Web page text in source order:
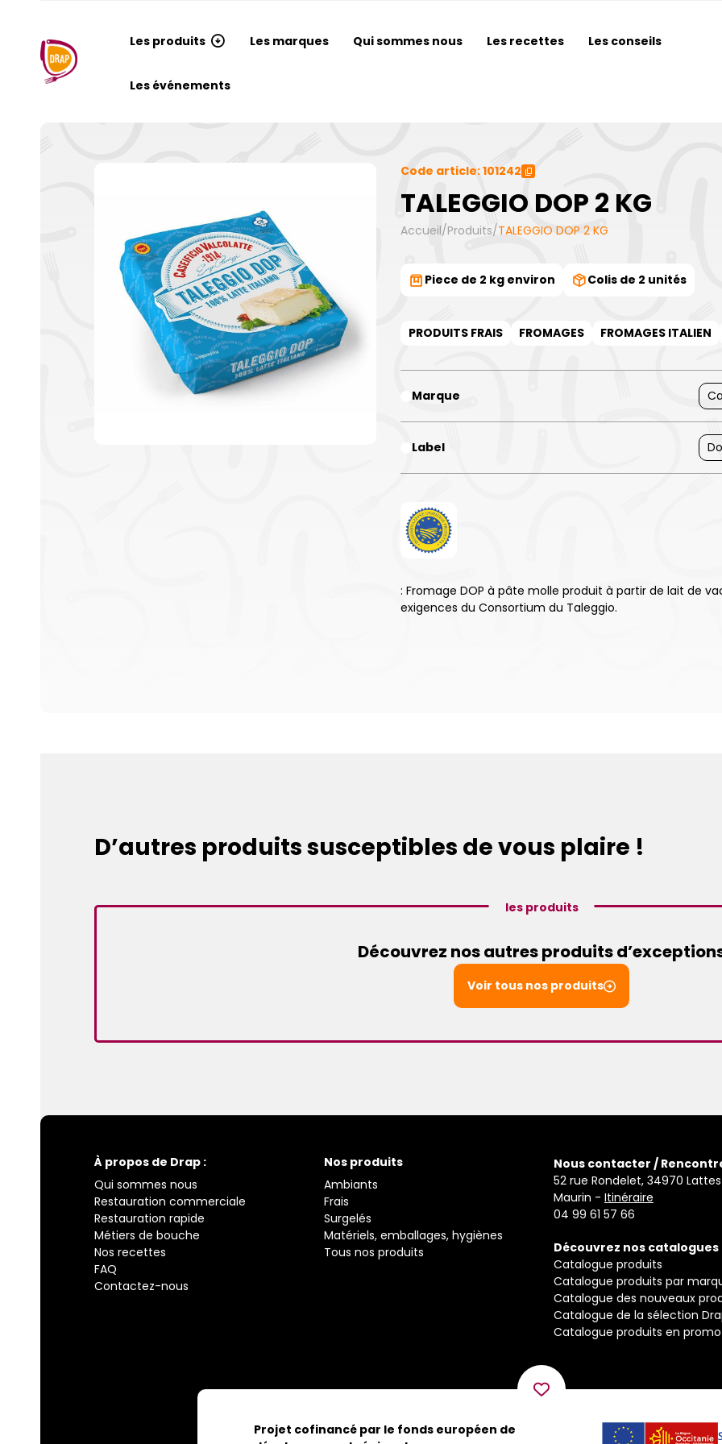
Les produits Les marques Qui sommes nous Les recettes Les conseils
Les événements
Code article: 101242
TALEGGIO DOP 2 KG
Accueil/Produits/TALEGGIO DOP 2 KG
Piece de 2 kg environ Colis de 2 unités
PRODUITS FRAIS FROMAGES FROMAGES ITALIEN
Marque
Label
: Fromage DOP à pâte molle produit à partir de lait de
exigences du Consortium du Taleggio.
D’autres produits susceptibles de vous plaire !
les produits
Découvrez nos autres produits
Voir tous nos produits
À propos de Drap :
Qui sommes nous
Restauration commerciale
Restauration rapide
Métiers de bouche
Nos recettes
FAQ
Contactez-nous
Nos produits
Ambiants
Frais
Surgelés
Matériels, emballages, hygiènes
Tous nos produits
Nous contacter /
52 rue Rondelet, 34970
Maurin - Itinéraire
04 99 61 57 66
Découvrez nos catalogues
Catalogue produits
Catalogue produits par
Catalogue des nouveaux
Catalogue de la sélection
Catalogue produits en
Projet cofinancé par le fonds européen de